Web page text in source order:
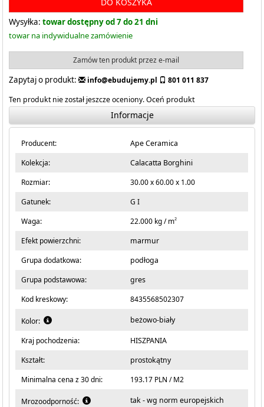
Wysyłka: towar dostępny od 7 do 21 dni
towar na indywidualne zamówienie
Zamów ten produkt przez e-mail
Zapytaj o produkt: info@ebudujemy.pl
801 011 837
Ten produkt nie został jeszcze oceniony.Oceń produkt
Informacje
Producent:
Ape Ceramica
Kolekcja:
Calacatta Borghini
Rozmiar:
30.00 x 60.00 x 1.00
Gatunek:
G I
Waga:
22.000 kg / m2
Efekt powierzchni:
marmur
Grupa dodatkowa:
podłoga
Grupa podstawowa:
gres
Kod kreskowy:
8435568502307
Kolor: beżowo-biały
Kraj pochodzenia:
HISZPANIA
Kształt:
prostokątny
Minimalna cena z 30 dni:
193.17 PLN / M2
Mrozoodporność: tak - wg norm europejskich